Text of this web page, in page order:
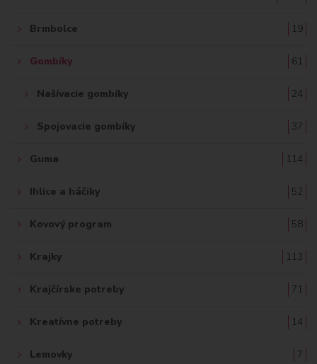
Brmbolce 19
Gombíky 61
Našívacie gombíky 24
Spojovacie gombíky 37
Guma 114
Ihlice a háčiky 52
Kovový program 58
Krajky 113
Krajčírske potreby 71
Kreatívne potreby 14
Lemovky 7